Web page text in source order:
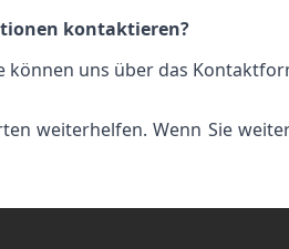
kontaktieren?
können uns über das
weiterhelfen. Wenn Sie